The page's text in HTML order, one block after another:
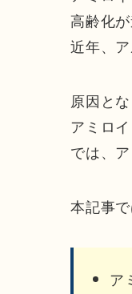
高齢化
近年、
原因と
アミロ
では、
本記事
ア